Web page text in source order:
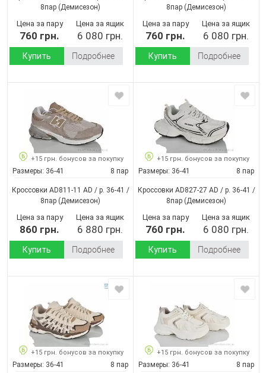
8пар (Демисезон)
Цена за пару
760 грн.
Цена за ящик
6 080 грн.
Купить Подробнее
8пар (Демисезон)
Цена за пару
760 грн.
Цена за ящик
6 080 грн.
Купить Подробнее
+15 грн. бонусов за покупку
Размеры: 36-41 8 пар
Кроссовки AD811-11 AD / p. 36-41 /
8пар (Демисезон)
Цена за пару
860 грн.
Цена за ящик
6 880 грн.
Купить Подробнее
+15 грн. бонусов за покупку
Размеры: 36-41 8 пар
Кроссовки AD827-27 AD / p. 36-41 /
8пар (Демисезон)
Цена за пару
760 грн.
Цена за ящик
6 080 грн.
Купить Подробнее
+15 грн. бонусов за покупку
Размеры: 36-41 8 пар
+15 грн. бонусов за покупку
Размеры: 36-41 8 пар